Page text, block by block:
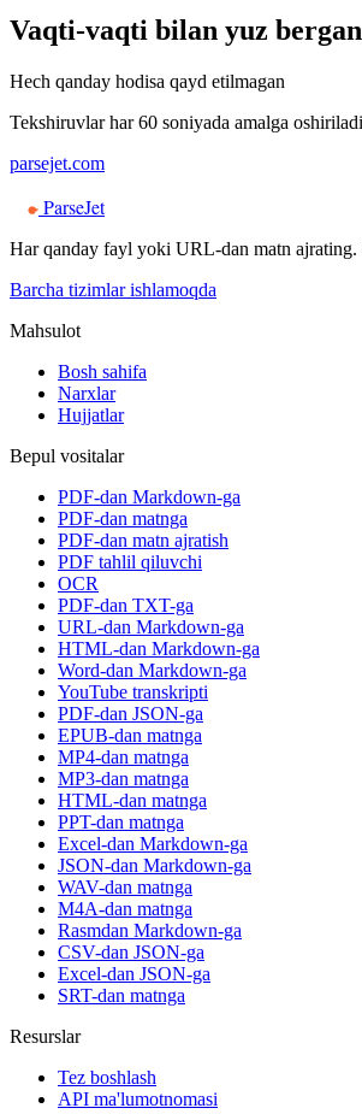
Vaqti-vaqti bilan yuz
Hech qanday hodisa qayd etilmagan
Tekshiruvlar har 60 soniyada amalga oshiriladi
parsejet.com
ParseJet
Har qanday fayl yoki URL-dan matn
Barcha tizimlar ishlamoqda
Mahsulot
Bosh sahifa
Narxlar
Hujjatlar
Bepul vositalar
PDF-dan Markdown-ga
PDF-dan matnga
PDF-dan matn ajratish
PDF tahlil qiluvchi
OCR
PDF-dan TXT-ga
URL-dan Markdown-ga
HTML-dan Markdown-ga
Word-dan Markdown-ga
YouTube transkripti
PDF-dan JSON-ga
EPUB-dan matnga
MP4-dan matnga
MP3-dan matnga
HTML-dan matnga
PPT-dan matnga
Excel-dan Markdown-ga
JSON-dan Markdown-ga
WAV-dan matnga
M4A-dan matnga
Rasmdan Markdown-ga
CSV-dan JSON-ga
Excel-dan JSON-ga
SRT-dan matnga
Resurslar
Tez boshlash
API ma'lumotnomasi